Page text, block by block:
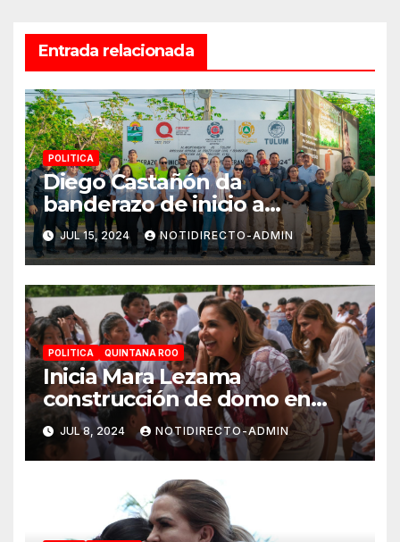
Entrada relacionada
POLITICA
Diego Castañón da
banderazo de inicio a
Operativo Verano Seguro
2024
JUL 15, 2024 NOTIDIRECTO-ADMIN
POLITICA QUINTANA ROO
Inicia Mara Lezama
construcción de domo en
Primaria “Ermilo Abreu
Gómez” en Benito Juárez
para bienestar de alumnas y
alumnos
JUL 8, 2024 NOTIDIRECTO-ADMIN